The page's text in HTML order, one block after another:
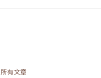
所有文章